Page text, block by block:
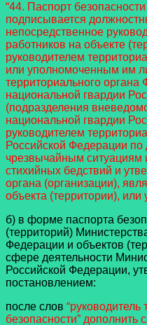
“44. Паспорт
подписывается
непосредственное
работников на объекте
руководителем
или уполномоченным им
территориального
национальной гвардии
(подразделения
национальной гвардии
руководителем
Российской Федерации
чрезвычайным ситуациям
стихийных бедствий и
органа (организации),
объекта (территории),
б) в форме паспорта
(территорий)
Федерации и объектов
сфере деятельности
Российской Федерации,
постановлением:
после слов “руководитель
безопасности”